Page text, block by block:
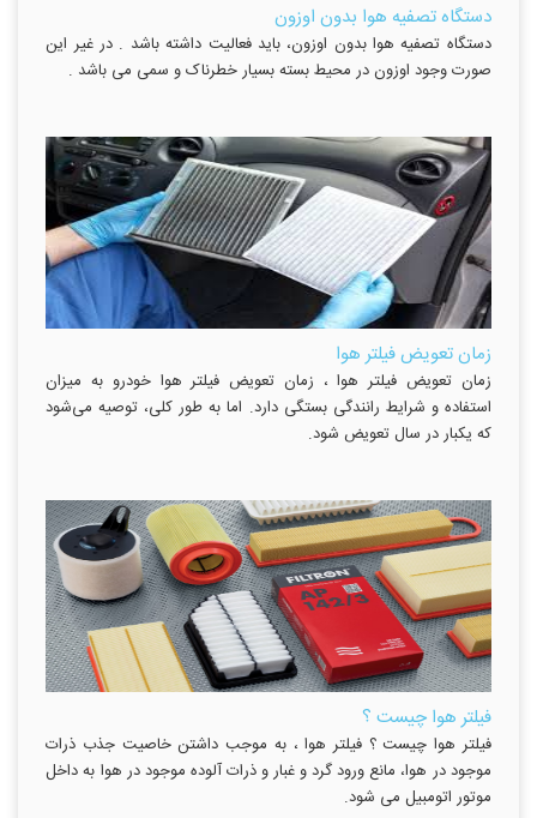
دستگاه تصفیه هوا بدون اوزون
دستگاه تصفیه هوا بدون اوزون، باید فعالیت داشته باشد . در غیر این
صورت وجود اوزون در محیط بسته بسیار خطرناک و سمی می باشد .
زمان تعویض فیلتر هوا
زمان تعویض فیلتر هوا ، زمان تعویض فیلتر هوا خودرو به میزان
استفاده و شرایط رانندگی بستگی دارد. اما به طور کلی، توصیه می‌شود
که یکبار در سال تعویض شود.
فیلتر هوا چیست ؟
فیلتر هوا چیست ؟ فیلتر هوا ، به موجب داشتن خاصیت جذب ذرات
موجود در هوا، مانع ورود گرد و غبار و ذرات آلوده موجود در هوا به داخل
موتور اتومبیل می شود.